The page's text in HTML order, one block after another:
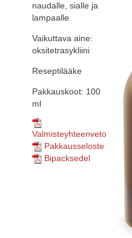
naudalle, sialle ja
lampaalle
Vaikuttava aine:
oksitetrasykliini
Reseptilääke
Pakkauskoot: 100
ml
Valmisteyhteenveto
Pakkausseloste
Bipacksedel